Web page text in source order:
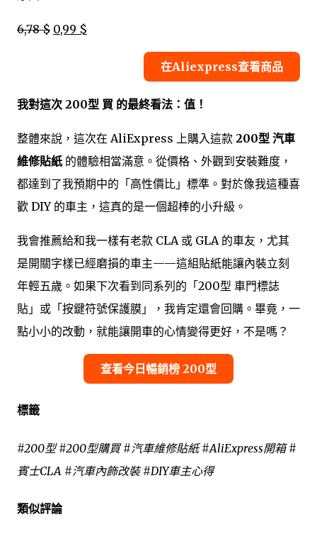
6,78 $ 0,99 $
在Aliexpress查看商品
我對這次 200型 買 的最終看法：值！
整體來說，這次在 AliExpress 上購入這款 200型 汽車
維修貼紙的體驗相當滿意。從價格、外觀到安裝難度，
都達到了我預期中的「高性價比」標準。對於像我這種喜
歡 DIY 的車主，這真的是一個超棒的小升級。
我會推薦給和我一樣有老款 CLA 或 GLA 的車友，尤其
是開關字樣已經磨損的車主——這組貼紙能讓內裝立刻
年輕五歲。如果下次看到同系列的「200型 車門標誌
貼」或「按鍵符號保護膜」，我肯定還會回購。畢竟，一
點小小的改動，就能讓開車的心情變得更好，不是嗎？
查看今日暢銷榜 200型
標籤
#200型 #200型購買 #汽車維修貼紙 #AliExpress開箱 #
賓士CLA #汽車內飾改裝 #DIY車主心得
類似評論